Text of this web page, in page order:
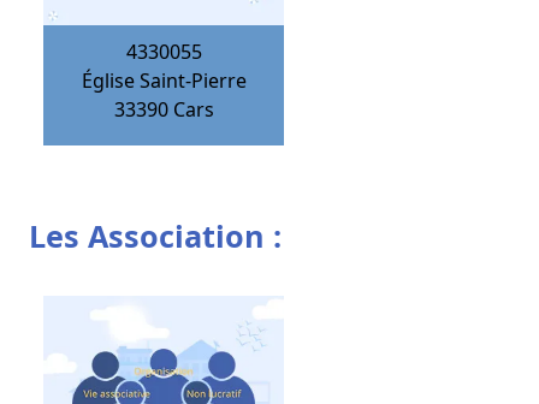
4330055
Église Saint-Pierre
33390 Cars
Les Association :